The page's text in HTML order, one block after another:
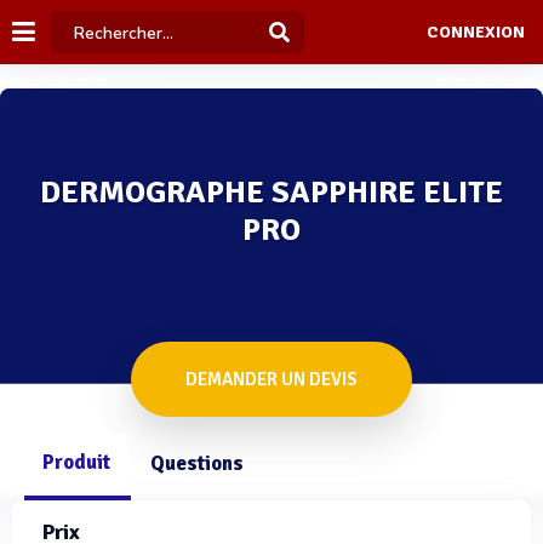
CONNEXION
DERMOGRAPHE SAPPHIRE ELITE
PRO
DEMANDER UN DEVIS
Produit Questions
Prix